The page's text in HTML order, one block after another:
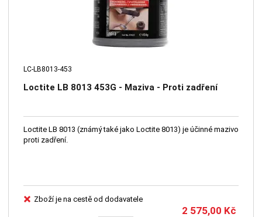
LC-LB8013-453
Loctite LB 8013 453G - Maziva - Proti zadření
Loctite LB 8013 (známý také jako Loctite 8013) je účinné mazivo
proti zadření.
Zboží je na cestě od dodavatele
2 575,00 Kč